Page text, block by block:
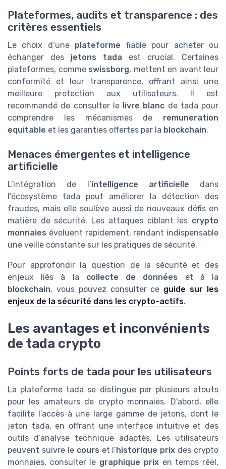
Plateformes, audits et transparence : des
critères essentiels
Le choix d’une plateforme fiable pour acheter ou
échanger des jetons tada est crucial. Certaines
plateformes, comme swissborg, mettent en avant leur
conformité et leur transparence, offrant ainsi une
meilleure protection aux utilisateurs. Il est
recommandé de consulter le livre blanc de tada pour
comprendre les mécanismes de remuneration
equitable et les garanties offertes par la blockchain.
Menaces émergentes et intelligence
artificielle
L’intégration de l’intelligence artificielle dans
l’écosystème tada peut améliorer la détection des
fraudes, mais elle soulève aussi de nouveaux défis en
matière de sécurité. Les attaques ciblant les crypto
monnaies évoluent rapidement, rendant indispensable
une veille constante sur les pratiques de sécurité.
Pour approfondir la question de la sécurité et des
enjeux liés à la collecte de données et à la
blockchain, vous pouvez consulter ce guide sur les
enjeux de la sécurité dans les crypto-actifs.
Les avantages et inconvénients
de tada crypto
Points forts de tada pour les utilisateurs
La plateforme tada se distingue par plusieurs atouts
pour les amateurs de crypto monnaies. D’abord, elle
facilite l’accès à une large gamme de jetons, dont le
jeton tada, en offrant une interface intuitive et des
outils d’analyse technique adaptés. Les utilisateurs
peuvent suivre le cours et l’ historique prix des crypto
monnaies, consulter le graphique prixen temps réel,